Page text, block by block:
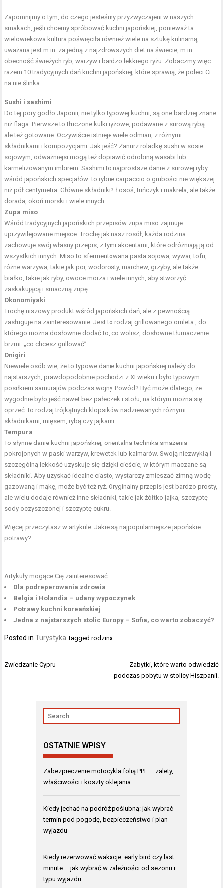
Zapomnijmy o tym, do czego jesteśmy przyzwyczajeni w naszych
smakach, jeśli chcemy spróbować kuchni japońskiej, ponieważ ta
wielowiekowa kultura poświęciła również wiele na sztukę kulinarną,
uważana jest m.in. za jedną z najzdrowszych diet na świecie, m.in.
obecność świeżych ryb, warzyw i bardzo lekkiego ryżu. Zobaczmy więc
razem 10 tradycyjnych dań kuchni japońskiej, które sprawią, że poleci Ci
na nie ślinka.
Sushi i sashimi
Do tej pory godło Japonii, nie tylko typowej kuchni, są one bardziej znane
niż flaga. Pierwsze to tłuczone kulki ryżowe, podawane z surową rybą –
ale też gotowane. Oczywiście istnieje wiele odmian, z różnymi
składnikami i kompozycjami. Jak jeść? Zanurz roladkę sushi w sosie
sojowym, odważniejsi mogą też doprawić odrobiną wasabi lub
karmelizowanym imbirem. Sashimi to najprostsze danie z surowej ryby
wśród japońskich specjałów: to rybne carpaccio o grubości nie większej
niż pół centymetra. Główne składniki? Łosoś, tuńczyk i makrela, ale także
dorada, okoń morski i wiele innych.
Zupa miso
Wśród tradycyjnych japońskich przepisów zupa miso zajmuje
uprzywilejowane miejsce. Trochę jak nasz rosół, każda rodzina
zachowuje swój własny przepis, z tymi akcentami, które odróżniają ją od
wszystkich innych. Miso to sfermentowana pasta sojowa, wywar, tofu,
różne warzywa, takie jak por, wodorosty, marchew, grzyby, ale także
białko, takie jak ryby, owoce morza i wiele innych, aby stworzyć
zaskakującą i smaczną zupę.
Okonomiyaki
Trochę niszowy produkt wśród japońskich dań, ale z pewnością
zasługuje na zainteresowanie. Jest to rodzaj grillowanego omleta , do
którego można dosłownie dodać to, co wolisz, dosłowne tłumaczenie
brzmi: „co chcesz grillować”.
Onigiri
Niewiele osób wie, że to typowe danie kuchni japońskiej należy do
najstarszych, prawdopodobnie pochodzi z XI wieku i było typowym
posiłkiem samurajów podczas wojny. Powód? Być może dlatego, że
wygodnie było jeść nawet bez pałeczek i stołu, na którym można się
oprzeć: to rodzaj trójkątnych klopsików nadziewanych różnymi
składnikami, mięsem, rybą czy jajkami.
Tempura
To słynne danie kuchni japońskiej, orientalna technika smażenia
pokrojonych w paski warzyw, krewetek lub kalmarów. Swoją niezwykłą i
szczególną lekkość uzyskuje się dzięki cieście, w którym maczane są
składniki. Aby uzyskać idealne ciasto, wystarczy zmieszać zimną wodę
gazowaną i mąkę, może być też ryż. Oryginalny przepis jest bardzo prosty,
ale wielu dodaje również inne składniki, takie jak żółtko jajka, szczyptę
sody oczyszczonej i szczyptę cukru.
Więcej przeczytasz w artykule:Jakie są najpopularniejsze japońskie
potrawy?
Artykuły mogące Cię zainteresować
Dla podreperowania zdrowia
Belgia i Holandia – udany wypoczynek
Potrawy kuchni koreańskiej
Jedna z najstarszych stolic Europy – Sofia, co warto zobaczyć?
Posted inTurystyka Taggedrodzina
Nawigacja
Zwiedzanie Cypru
Zabytki, które warto odwiedzić
podczas pobytu w stolicy Hiszpanii.
OSTATNIE WPISY
Zabezpieczenie motocykla folią PPF – zalety,
właściwości i koszty oklejania
Kiedy jechać na podróż poślubną: jak wybrać
termin pod pogodę, bezpieczeństwo i plan
wyjazdu
Kiedy rezerwować wakacje: early bird czy last
minute – jak wybrać w zależności od sezonu i
typu wyjazdu